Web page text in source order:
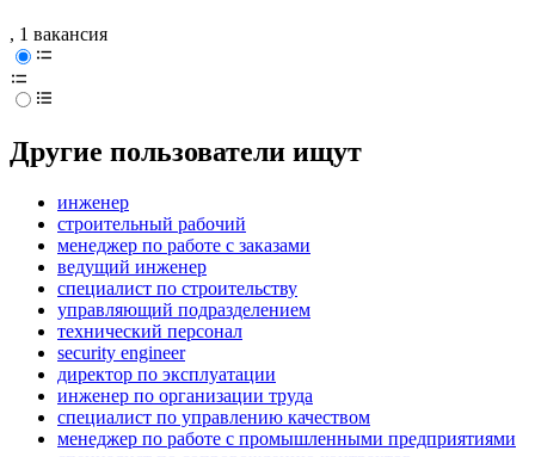
, 1 вакансия
Другие пользователи ищут
инженер
строительный рабочий
менеджер по работе с заказами
ведущий инженер
специалист по строительству
управляющий подразделением
технический персонал
security engineer
директор по эксплуатации
инженер по организации труда
специалист по управлению качеством
менеджер по работе с промышленными предприятиями